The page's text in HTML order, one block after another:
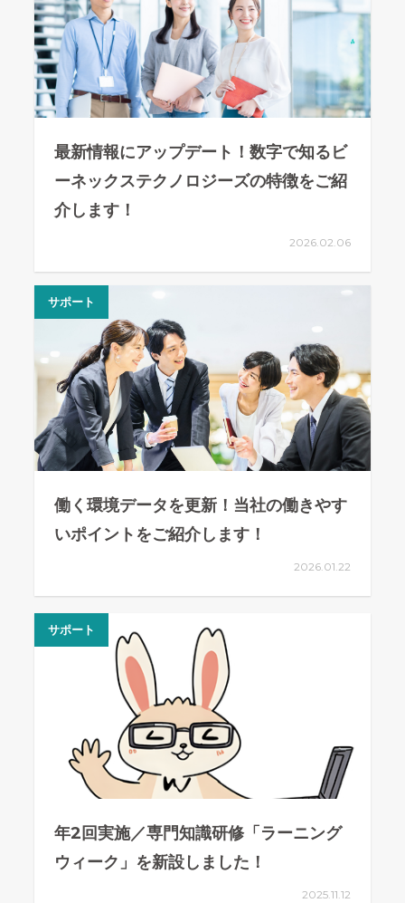
最新情報にアップデート！数字で知るビ
ーネックステクノロジーズの特徴をご紹
介します！
2026.02.06
サポート
働く環境データを更新！当社の働きやす
いポイントをご紹介します！
2026.01.22
サポート
年2回実施／専門知識研修「ラーニング
ウィーク」を新設しました！
2025.11.12